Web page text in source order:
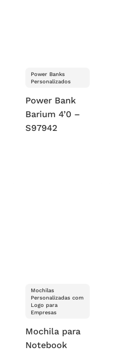
Power Banks
Personalizados
Power Bank
Barium 4’0 –
S97942
Mochilas
Personalizadas com
Logo para
Empresas
Mochila para
Notebook